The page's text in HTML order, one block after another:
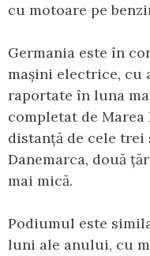
cu motoare pe
Germania este în
mașini electrice, cu
raportate în luna
completat de Marea
distanță de cele trei
Danemarca, două
mai mică.
Podiumul este
luni ale anului, cu